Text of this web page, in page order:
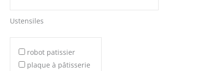
Ustensiles
robot patissier
plaque à pâtisserie